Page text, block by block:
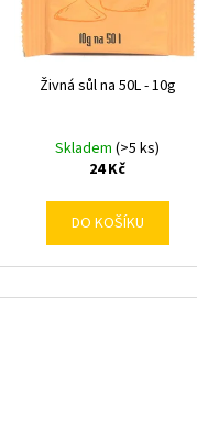
Živná sůl na 50L - 10g
Skladem(>5 ks)
24 Kč
DO KOŠÍKU